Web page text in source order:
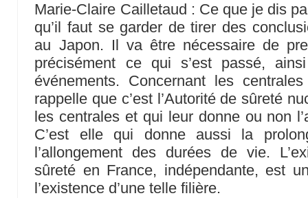
Marie-Claire Cailletaud : Ce que je dis
qu’il faut se garder de tirer des
au Japon. Il va être nécessaire de
précisément ce qui s’est passé,
événements. Concernant les
rappelle que c’est l’Autorité de sûreté
les centrales et qui leur donne ou non
C’est elle qui donne aussi la
l’allongement des durées de vie.
sûreté en France, indépendante, est
l’existence d’une telle filière.